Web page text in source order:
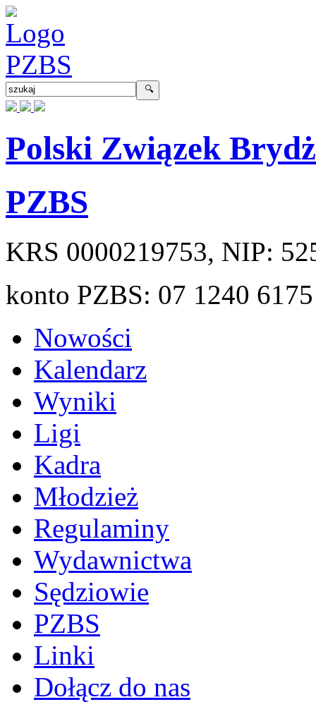
Polski Związek
PZBS
KRS 0000219753, NIP:
konto PZBS: 07 1240
Nowości
Kalendarz
Wyniki
Ligi
Kadra
Młodzież
Regulaminy
Wydawnictwa
Sędziowie
PZBS
Linki
Dołącz do nas